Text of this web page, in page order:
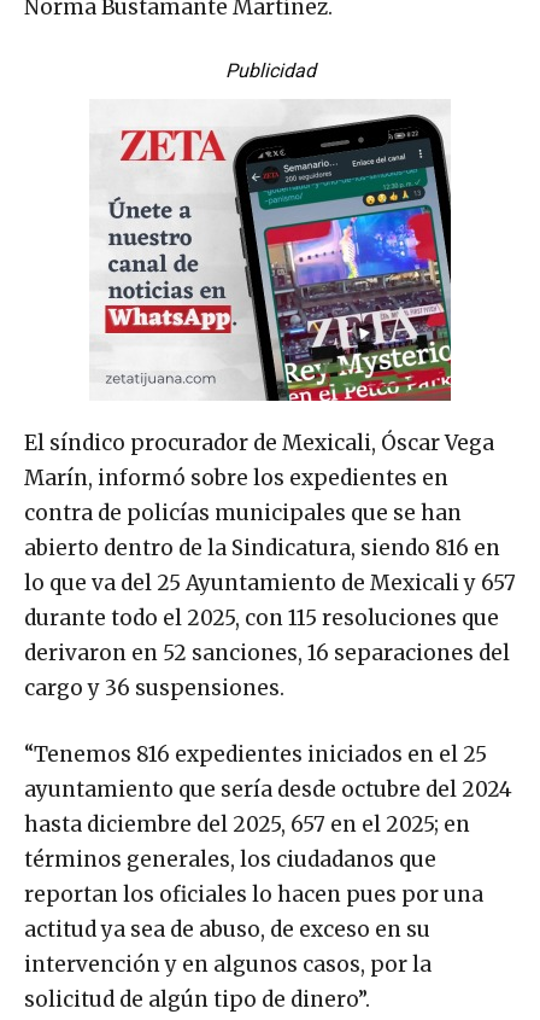
Norma Bustamante Martínez.
Publicidad
El síndico procurador de Mexicali, Óscar Vega
Marín, informó sobre los expedientes en
contra de policías municipales que se han
abierto dentro de la Sindicatura, siendo 816 en
lo que va del 25 Ayuntamiento de Mexicali y 657
durante todo el 2025, con 115 resoluciones que
derivaron en 52 sanciones, 16 separaciones del
cargo y 36 suspensiones.
“Tenemos 816 expedientes iniciados en el 25
ayuntamiento que sería desde octubre del 2024
hasta diciembre del 2025, 657 en el 2025; en
términos generales, los ciudadanos que
reportan los oficiales lo hacen pues por una
actitud ya sea de abuso, de exceso en su
intervención y en algunos casos, por la
solicitud de algún tipo de dinero”.